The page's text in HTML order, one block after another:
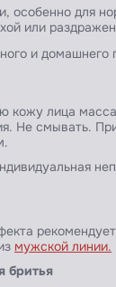
особенно для
или
и домашнего
кожу лица
Не смывать.
мужской линии.
бритья